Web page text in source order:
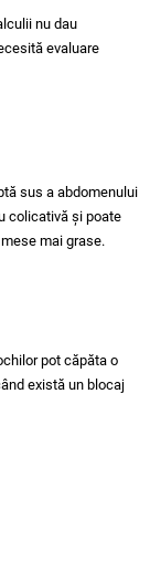
nu dau
evaluare
sus a abdomenului
colicativă și poate
mai grase.
pot căpăta o
există un blocaj